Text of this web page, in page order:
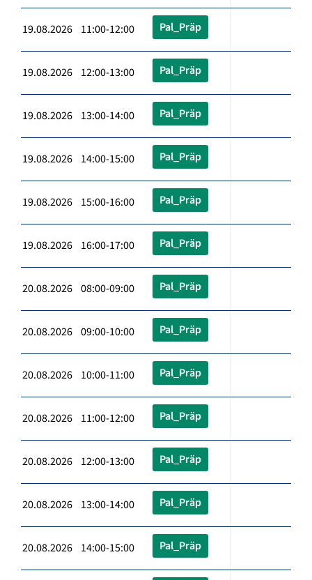
19.08.2026 11:00-12:00 Pal_Präp
19.08.2026 12:00-13:00 Pal_Präp
19.08.2026 13:00-14:00 Pal_Präp
19.08.2026 14:00-15:00 Pal_Präp
19.08.2026 15:00-16:00 Pal_Präp
19.08.2026 16:00-17:00 Pal_Präp
20.08.2026 08:00-09:00 Pal_Präp
20.08.2026 09:00-10:00 Pal_Präp
20.08.2026 10:00-11:00 Pal_Präp
20.08.2026 11:00-12:00 Pal_Präp
20.08.2026 12:00-13:00 Pal_Präp
20.08.2026 13:00-14:00 Pal_Präp
20.08.2026 14:00-15:00 Pal_Präp